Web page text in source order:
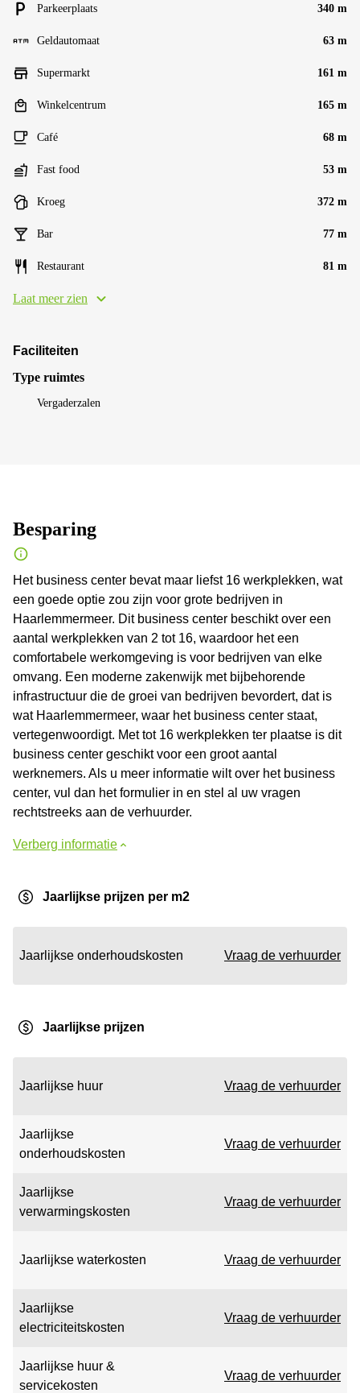
Parkeerplaats 340 m
Geldautomaat 63 m
Supermarkt 161 m
Winkelcentrum 165 m
Café 68 m
Fast food 53 m
Kroeg 372 m
Bar 77 m
Restaurant 81 m
Laat meer zien
Faciliteiten
Type ruimtes
Vergaderzalen
Besparing
Het business center bevat maar liefst 16 werkplekken, wat
een goede optie zou zijn voor grote bedrijven in
Haarlemmermeer. Dit business center beschikt over een
aantal werkplekken van 2 tot 16, waardoor het een
comfortabele werkomgeving is voor bedrijven van elke
omvang. Een moderne zakenwijk met bijbehorende
infrastructuur die de groei van bedrijven bevordert, dat is
wat Haarlemmermeer, waar het business center staat,
vertegenwoordigt. Met tot 16 werkplekken ter plaatse is dit
business center geschikt voor een groot aantal
werknemers. Als u meer informatie wilt over het business
center, vul dan het formulier in en stel al uw vragen
rechtstreeks aan de verhuurder.
Verberg informatie
Jaarlijkse prijzen per m2
Jaarlijkse onderhoudskosten Vraag de verhuurder
Jaarlijkse prijzen
Jaarlijkse huur Vraag de verhuurder
Jaarlijkse
onderhoudskosten
Vraag de verhuurder
Jaarlijkse
verwarmingskosten
Vraag de verhuurder
Jaarlijkse waterkosten Vraag de verhuurder
Jaarlijkse
electriciteitskosten
Vraag de verhuurder
Jaarlijkse huur &
servicekosten
Vraag de verhuurder